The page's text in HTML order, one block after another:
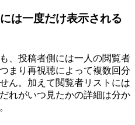
は一度だけ表示される
、投稿者側には一人の閲覧者
まり再視聴によって複数回分
ん。加えて閲覧者リストには
れがいつ見たかの詳細は分か